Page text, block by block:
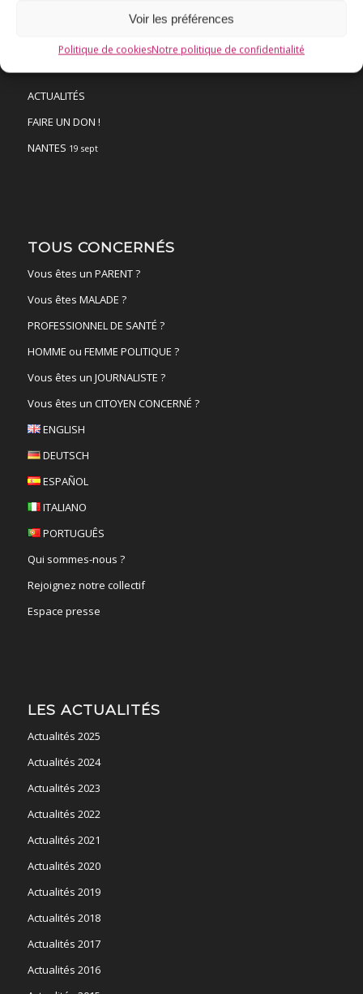
Voir les préférences
Politique de cookiesNotre politique de confidentialité
ACTUALITÉS
FAIRE UN DON !
NANTES 19 sept
TOUS CONCERNÉS
Vous êtes un PARENT ?
Vous êtes MALADE ?
PROFESSIONNEL DE SANTÉ ?
HOMME ou FEMME POLITIQUE ?
Vous êtes un JOURNALISTE ?
Vous êtes un CITOYEN CONCERNÉ ?
ENGLISH
DEUTSCH
ESPAÑOL
ITALIANO
PORTUGUÊS
Qui sommes-nous ?
Rejoignez notre collectif
Espace presse
LES ACTUALITÉS
Actualités 2025
Actualités 2024
Actualités 2023
Actualités 2022
Actualités 2021
Actualités 2020
Actualités 2019
Actualités 2018
Actualités 2017
Actualités 2016